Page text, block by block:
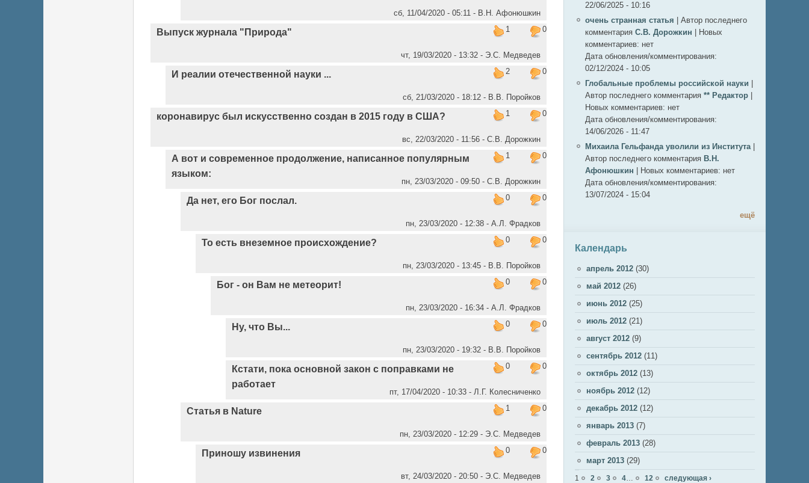
сб, 11/04/2020 - 05:11 - В.Н. Афонюшкин
1
0
Выпуск журнала "Природа"
чт, 19/03/2020 - 13:32 - Э.С. Медведев
2
0
И реалии отечественной науки ...
сб, 21/03/2020 - 18:12 - В.В. Поройков
1
0
коронавирус был искусственно создан в 2015 году в США?
вс, 22/03/2020 - 11:56 - С.В. Дорожкин
1
0
А вот и современное продолжение, написанное популярным
языком:
пн, 23/03/2020 - 09:50 - С.В. Дорожкин
0
0
Да нет, его Бог послал.
пн, 23/03/2020 - 12:38 - А.Л. Фрадков
0
0
То есть внеземное происхождение?
пн, 23/03/2020 - 13:45 - В.В. Поройков
0
0
Бог - он Вам не метеорит!
пн, 23/03/2020 - 16:34 - А.Л. Фрадков
0
0
Ну, что Вы...
пн, 23/03/2020 - 19:32 - В.В. Поройков
0
0
Кстати, пока основной закон с поправками не
работает
пт, 17/04/2020 - 10:33 - Л.Г. Колесниченко
1
0
Статья в Nature
пн, 23/03/2020 - 12:29 - Э.С. Медведев
0
0
Приношу извинения
вт, 24/03/2020 - 20:50 - Э.С. Медведев
22/06/2025 - 10:16
очень странная статья
Автор последнего
комментария С.В. Дорожкин
Новых
комментариев: нет
Дата обновления/комментирования:
02/12/2024 - 10:05
Глобальные проблемы российской науки
Автор последнего комментария ** Редактор
Новых комментариев: нет
Дата обновления/комментирования:
14/06/2026 - 11:47
Михаила Гельфанда уволили из Института
Автор последнего комментария В.Н.
Афонюшкин
Новых комментариев: нет
Дата обновления/комментирования:
13/07/2024 - 15:04
ещё
Календарь
апрель 2012 (30)
май 2012 (26)
июнь 2012 (25)
июль 2012 (21)
август 2012 (9)
сентябрь 2012 (11)
октябрь 2012 (13)
ноябрь 2012 (12)
декабрь 2012 (12)
январь 2013 (7)
февраль 2013 (28)
март 2013 (29)
Страницы
1 2 3 4 12 следующая ›